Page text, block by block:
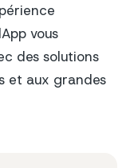
vous
des solutions
et aux grandes